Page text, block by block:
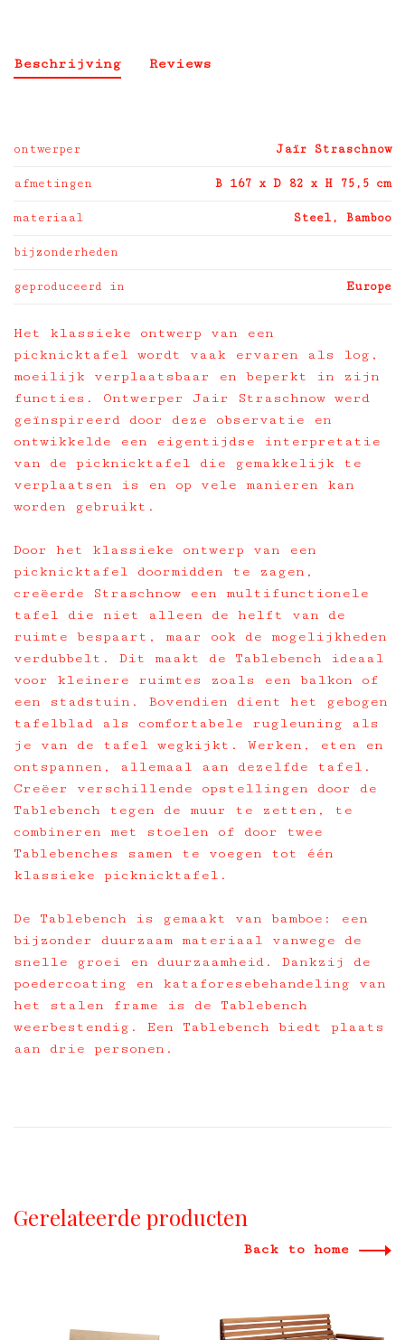
Beschrijving Reviews
ontwerper Jaïr Straschnow
afmetingen B 167 x D 82 x H 75,5 cm
materiaal Steel, Bamboo
bijzonderheden
geproduceerd in Europe
Het klassieke ontwerp van een
picknicktafel wordt vaak ervaren als log,
moeilijk verplaatsbaar en beperkt in zijn
functies. Ontwerper Jair Straschnow werd
geïnspireerd door deze observatie en
ontwikkelde een eigentijdse interpretatie
van de picknicktafel die gemakkelijk te
verplaatsen is en op vele manieren kan
worden gebruikt.
Door het klassieke ontwerp van een
picknicktafel doormidden te zagen,
creëerde Straschnow een multifunctionele
tafel die niet alleen de helft van de
ruimte bespaart, maar ook de mogelijkheden
verdubbelt. Dit maakt de Tablebench ideaal
voor kleinere ruimtes zoals een balkon of
een stadstuin. Bovendien dient het gebogen
tafelblad als comfortabele rugleuning als
je van de tafel wegkijkt. Werken, eten en
ontspannen, allemaal aan dezelfde tafel.
Creëer verschillende opstellingen door de
Tablebench tegen de muur te zetten, te
combineren met stoelen of door twee
Tablebenches samen te voegen tot één
klassieke picknicktafel.
De Tablebench is gemaakt van bamboe: een
bijzonder duurzaam materiaal vanwege de
snelle groei en duurzaamheid. Dankzij de
poedercoating en kataforesebehandeling van
het stalen frame is de Tablebench
weerbestendig. Een Tablebench biedt plaats
aan drie personen.
Gerelateerde producten
Back to home